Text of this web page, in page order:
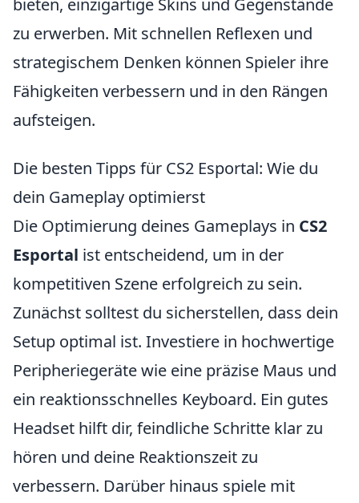
bieten, einzigartige Skins und Gegenstände
zu erwerben. Mit schnellen Reflexen und
strategischem Denken können Spieler ihre
Fähigkeiten verbessern und in den Rängen
aufsteigen.
Die besten Tipps für CS2 Esportal: Wie du
dein Gameplay optimierst
Die Optimierung deines Gameplays in CS2
Esportal ist entscheidend, um in der
kompetitiven Szene erfolgreich zu sein.
Zunächst solltest du sicherstellen, dass dein
Setup optimal ist. Investiere in hochwertige
Peripheriegeräte wie eine präzise Maus und
ein reaktionsschnelles Keyboard. Ein gutes
Headset hilft dir, feindliche Schritte klar zu
hören und deine Reaktionszeit zu
verbessern. Darüber hinaus spiele mit